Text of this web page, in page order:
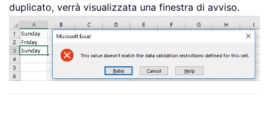
duplicato, verrà visualizzata una finestra di avviso.